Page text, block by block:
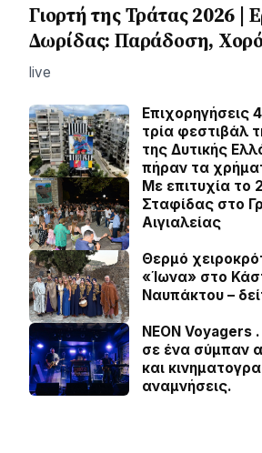
Γιορτή της Τράτας 2026 |
Δωρίδας: Παράδοση,
live
Επιχορηγήσεις
τρία φεστιβάλ
της Δυτικής
πήραν τα
Με επιτυχία το
Σταφίδας στο
Aιγιαλείας
Θερμό
«Ίωνα» στο
Ναυπάκτου –
NEON Voyagers
σε ένα σύμπαν
και
αναμνήσεις.